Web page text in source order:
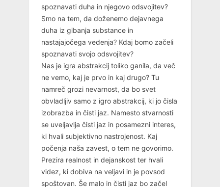
spoznavati duha in njegovo odsvojitev?
Smo na tem, da doženemo dejavnega
duha iz gibanja substance in
nastajajočega vedenja? Kdaj bomo začeli
spoznavati svojo odsvojitev?
Nas je igra abstrakcij toliko ganila, da več
ne vemo, kaj je prvo in kaj drugo? Tu
namreč grozi nevarnost, da bo svet
obvladljiv samo z igro abstrakcij, ki jo čisla
izobrazba in čisti jaz. Namesto stvarnosti
se uveljavlja čisti jaz in posamezni interes,
ki hvali subjektivno nastrojenost. Kaj
počenja naša zavest, o tem ne govorimo.
Prezira realnost in dejanskost ter hvali
videz, ki dobiva na veljavi in je povsod
spoštovan. Še malo in čisti jaz bo začel